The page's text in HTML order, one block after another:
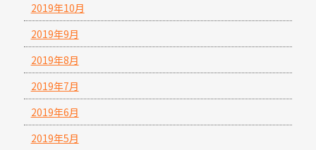
2019年10月
2019年9月
2019年8月
2019年7月
2019年6月
2019年5月